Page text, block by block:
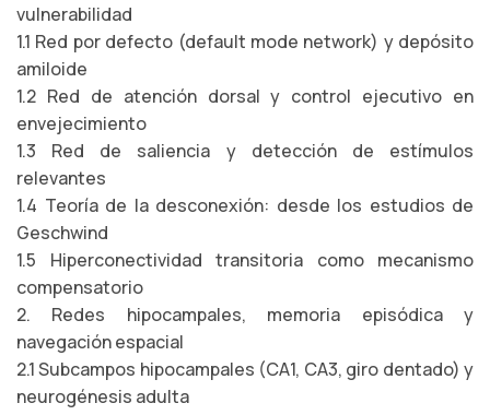
vulnerabilidad
1.1 Red por defecto (default mode network) y depósito
amiloide
1.2 Red de atención dorsal y control ejecutivo en
envejecimiento
1.3 Red de saliencia y detección de estímulos
relevantes
1.4 Teoría de la desconexión: desde los estudios de
Geschwind
1.5 Hiperconectividad transitoria como mecanismo
compensatorio
2. Redes hipocampales, memoria episódica y
navegación espacial
2.1 Subcampos hipocampales (CA1, CA3, giro dentado) y
neurogénesis adulta